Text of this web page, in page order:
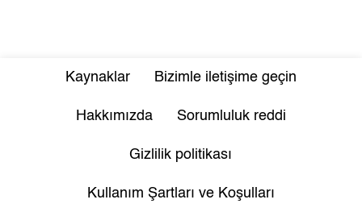
Kaynaklar Bizimle iletişime geçin
Hakkımızda Sorumluluk reddi
Gizlilik politikası
Kullanım Şartları ve Koşulları